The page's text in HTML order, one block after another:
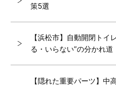
策5選
【浜松市】自動開閉トイ
る・いらない”の分かれ道
【隠れた重要パーツ】中